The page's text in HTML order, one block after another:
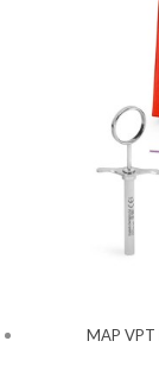
MAP VPT